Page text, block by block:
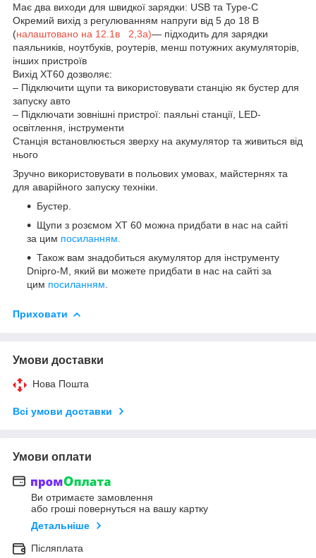
Має два виходи для швидкої зарядки: USB та Type-C
Окремий вихід з регулюванням напруги від 5 до 18 В
(налаштовано на 12.1в 2,3а)— підходить для зарядки
паяльників, ноутбуків, роутерів, менш потужних акумуляторів,
інших пристроїв
Вихід XT60 дозволяє:
– Підключити щупи та використовувати станцію як бустер для
запуску авто
– Підключати зовнішні пристрої: паяльні станції, LED-
освітлення, інструменти
Станція встановлюється зверху на акумулятор та живиться від
нього
Зручно використовувати в польових умовах, майстернях та
для аварійного запуску техніки.
Бустер.
Щупи з розємом XT 60 можна придбати в нас на сайті
за цим посиланням.
Також вам знадобиться акумулятор для інструменту
Dnipro-M, який ви можете придбати в нас на сайті за
цим посиланням
Приховати
Умови доставки
Нова Пошта
Всі умови доставки
Умови оплати
Ви отримаєте замовлення
або гроші повернуться на вашу картку
Детальніше
Післяплата